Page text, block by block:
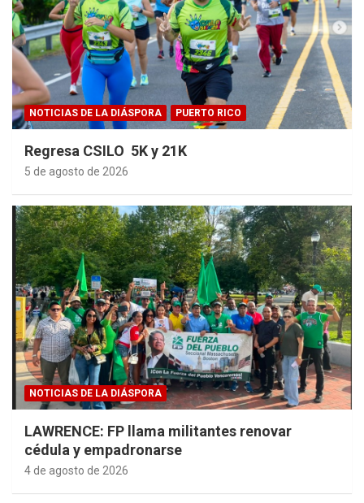
NOTICIAS DE LA DIÁSPORA PUERTO RICO
Regresa CSILO 5K y 21K
5 de agosto de 2026
NOTICIAS DE LA DIÁSPORA
LAWRENCE: FP llama militantes renovar
cédula y empadronarse
4 de agosto de 2026